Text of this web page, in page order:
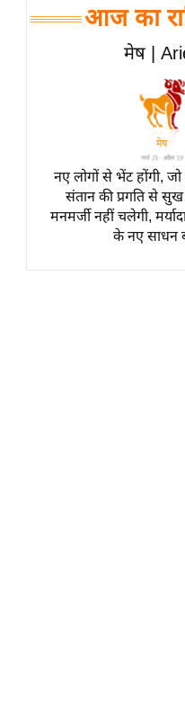
धर्म
ज्योतिष
त्योहार
राशिफल
विशेष
आज का
मेष |
नए लोगों से भेंट होंगी, जो
संतान की प्रगति से सुख
मनमर्जी नहीं चलेगी,
के नए साधन